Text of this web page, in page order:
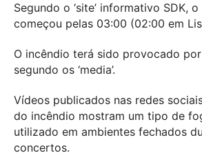
Segundo o ‘site’ informativo SDK,
começou pelas 03:00 (02:00 em
O incêndio terá sido provocado
segundo os ‘media’.
Vídeos publicados nas redes
do incêndio mostram um tipo de
utilizado em ambientes fechados
concertos.